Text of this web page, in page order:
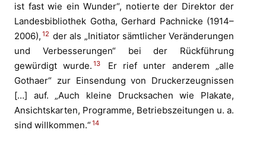
ist fast wie ein Wunder“, notierte der Direktor der
Landesbibliothek Gotha, Gerhard Pachnicke (1914–
2006), 12 der als „Initiator sämtlicher Veränderungen
und Verbesserungen“ bei der Rückführung
gewürdigt wurde. 13
Er rief unter anderem „alle
Gothaer“ zur Einsendung von Druckerzeugnissen
[…] auf. „Auch kleine Drucksachen wie Plakate,
Ansichtskarten, Programme, Betriebszeitungen u. a.
sind willkommen.“14